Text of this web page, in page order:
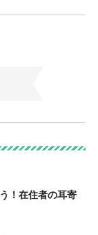
！在住者の耳寄